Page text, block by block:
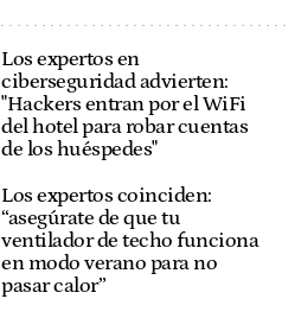
Los expertos en
ciberseguridad advierten:
"Hackers entran por el WiFi
del hotel para robar cuentas
de los huéspedes"
Los expertos coinciden:
“asegúrate de que tu
ventilador de techo funciona
en modo verano para no
pasar calor”